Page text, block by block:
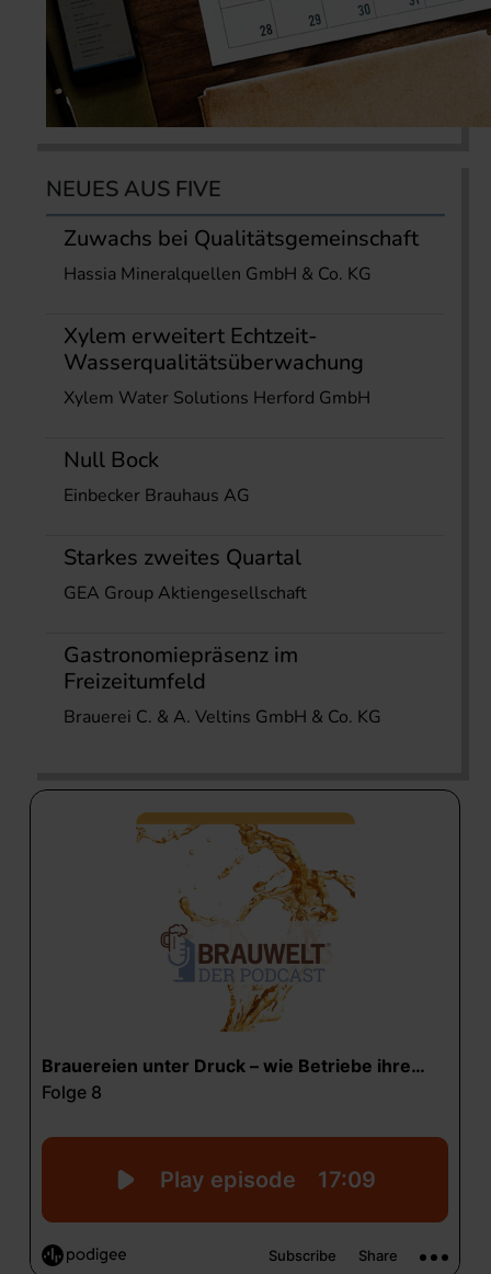
NEUES AUS FIVE
Zuwachs bei Qualitätsgemeinschaft
Hassia Mineralquellen GmbH & Co. KG
Xylem erweitert Echtzeit-
Wasserqualitätsüberwachung
Xylem Water Solutions Herford GmbH
Null Bock
Einbecker Brauhaus AG
Starkes zweites Quartal
GEA Group Aktiengesellschaft
Gastronomiepräsenz im
Freizeitumfeld
Brauerei C. & A. Veltins GmbH & Co. KG